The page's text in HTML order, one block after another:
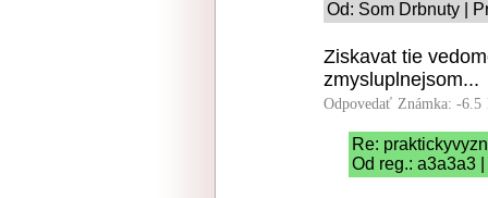
Od: Som Drbnuty |
Ziskavat tie
zmysluplnejsom...
Odpovedať Známka: -6.5
Re:
Od reg.: a3a3a3